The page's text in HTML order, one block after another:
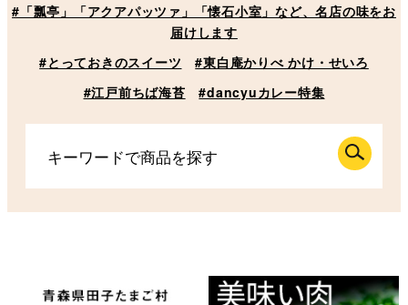
#「瓢亭」「アクアパッツァ」「懐石小室」など、名店の味をお
届けします
#とっておきのスイーツ
#東白庵かりべ かけ・せいろ
#江戸前ちば海苔
#dancyuカレー特集